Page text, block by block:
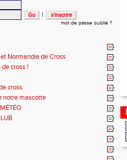
|
mot de passe oublié ?
Normandie de Cross
cross !
cross
notre mascotte